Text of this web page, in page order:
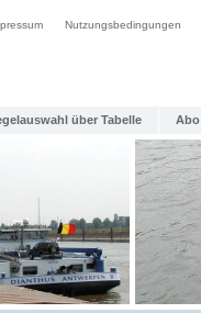
Nutzungsbedingungen
über Tabelle Abo